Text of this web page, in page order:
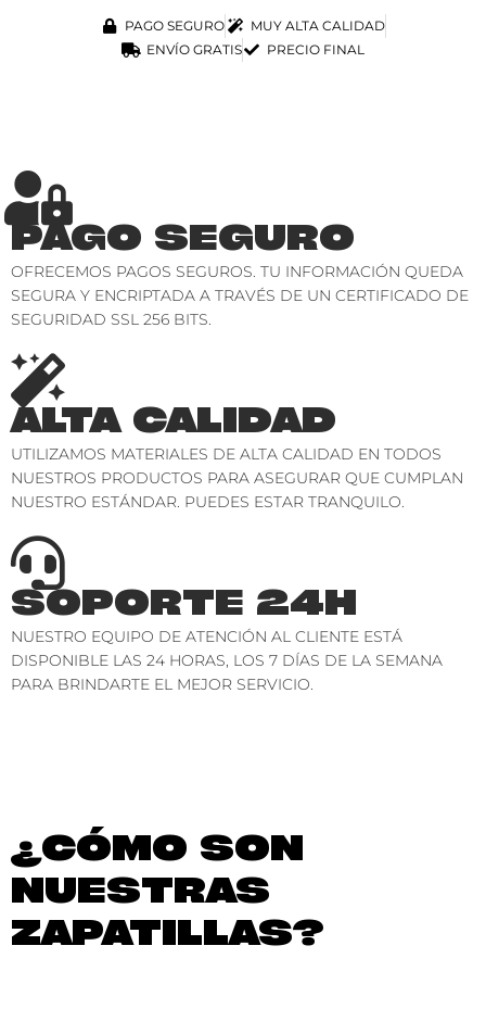
PAGO SEGURO
MUY ALTA CALIDAD
ENVÍO GRATIS
PRECIO FINAL
PAGO SEGURO
OFRECEMOS PAGOS SEGUROS. TU INFORMACIÓN QUEDA
SEGURA Y ENCRIPTADA A TRAVÉS DE UN CERTIFICADO DE
SEGURIDAD SSL 256 BITS.
ALTA CALIDAD
UTILIZAMOS MATERIALES DE ALTA CALIDAD EN TODOS
NUESTROS PRODUCTOS PARA ASEGURAR QUE CUMPLAN
NUESTRO ESTÁNDAR. PUEDES ESTAR TRANQUILO.
SOPORTE 24H
NUESTRO EQUIPO DE ATENCIÓN AL CLIENTE ESTÁ
DISPONIBLE LAS 24 HORAS, LOS 7 DÍAS DE LA SEMANA
PARA BRINDARTE EL MEJOR SERVICIO.
¿CÓMO SON
NUESTRAS
ZAPATILLAS?